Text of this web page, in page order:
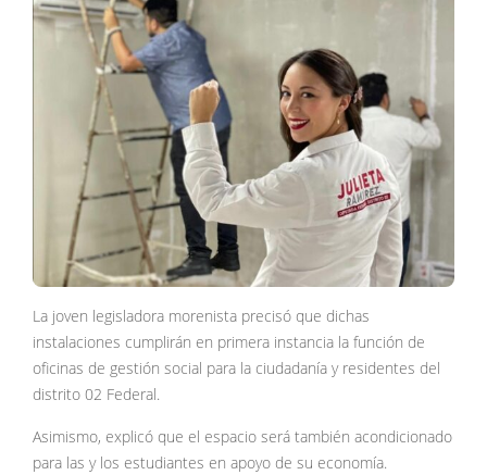
La joven legisladora morenista precisó que dichas
instalaciones cumplirán en primera instancia la función de
oficinas de gestión social para la ciudadanía y residentes del
distrito 02 Federal.
Asimismo, explicó que el espacio será también acondicionado
para las y los estudiantes en apoyo de su economía.